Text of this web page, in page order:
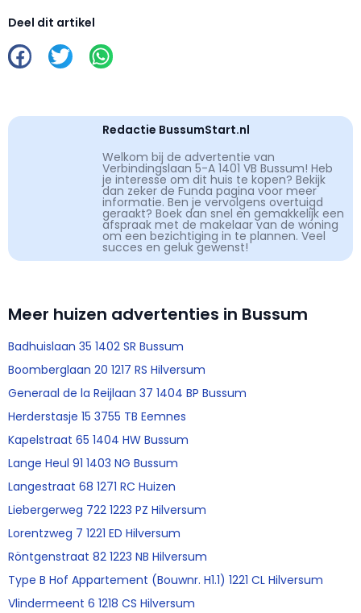
Deel dit artikel
Redactie BussumStart.nl
Welkom bij de advertentie van
Verbindingslaan 5-A 1401 VB Bussum! Heb
je interesse om dit huis te kopen? Bekijk
dan zeker de Funda pagina voor meer
informatie. Ben je vervolgens overtuigd
geraakt? Boek dan snel en gemakkelijk een
afspraak met de makelaar van de woning
om een bezichtiging in te plannen. Veel
succes en geluk gewenst!
Meer huizen advertenties in Bussum
Badhuislaan 35 1402 SR Bussum
Boomberglaan 20 1217 RS Hilversum
Generaal de la Reijlaan 37 1404 BP Bussum
Herderstasje 15 3755 TB Eemnes
Kapelstraat 65 1404 HW Bussum
Lange Heul 91 1403 NG Bussum
Langestraat 68 1271 RC Huizen
Liebergerweg 722 1223 PZ Hilversum
Lorentzweg 7 1221 ED Hilversum
Röntgenstraat 82 1223 NB Hilversum
Type B Hof Appartement (Bouwnr. H1.1) 1221 CL Hilversum
Vlindermeent 6 1218 CS Hilversum